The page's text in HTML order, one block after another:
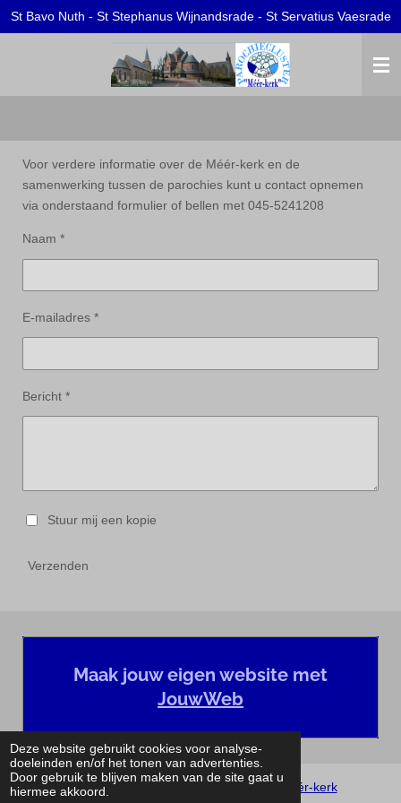
Deze website gebruikt cookies voor analyse-
doeleinden en/of het tonen van advertenties.
Door gebruik te blijven maken van de site gaat u
hiermee akkoord.
Ga
hoofdinhoud
St Bavo Nuth - St Stephanus Wijnandsrade - St Servatius Vaesrade
Voor verdere informatie over de Méér-kerk en de
samenwerking tussen de parochies kunt u contact opnemen
via onderstaand formulier of bellen met 045-5241208
Naam *
E-mailadres *
Bericht *
Stuur mij een kopie
Verzenden
Maak jouw eigen website met
JouwWeb
Privacybeleid 2021 © Parochiecluster
Méér-kerk